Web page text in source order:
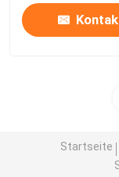
Startseite